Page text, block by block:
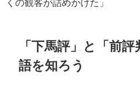
くの観客が詰めかけた」
「下馬評」と「前
語を知ろう